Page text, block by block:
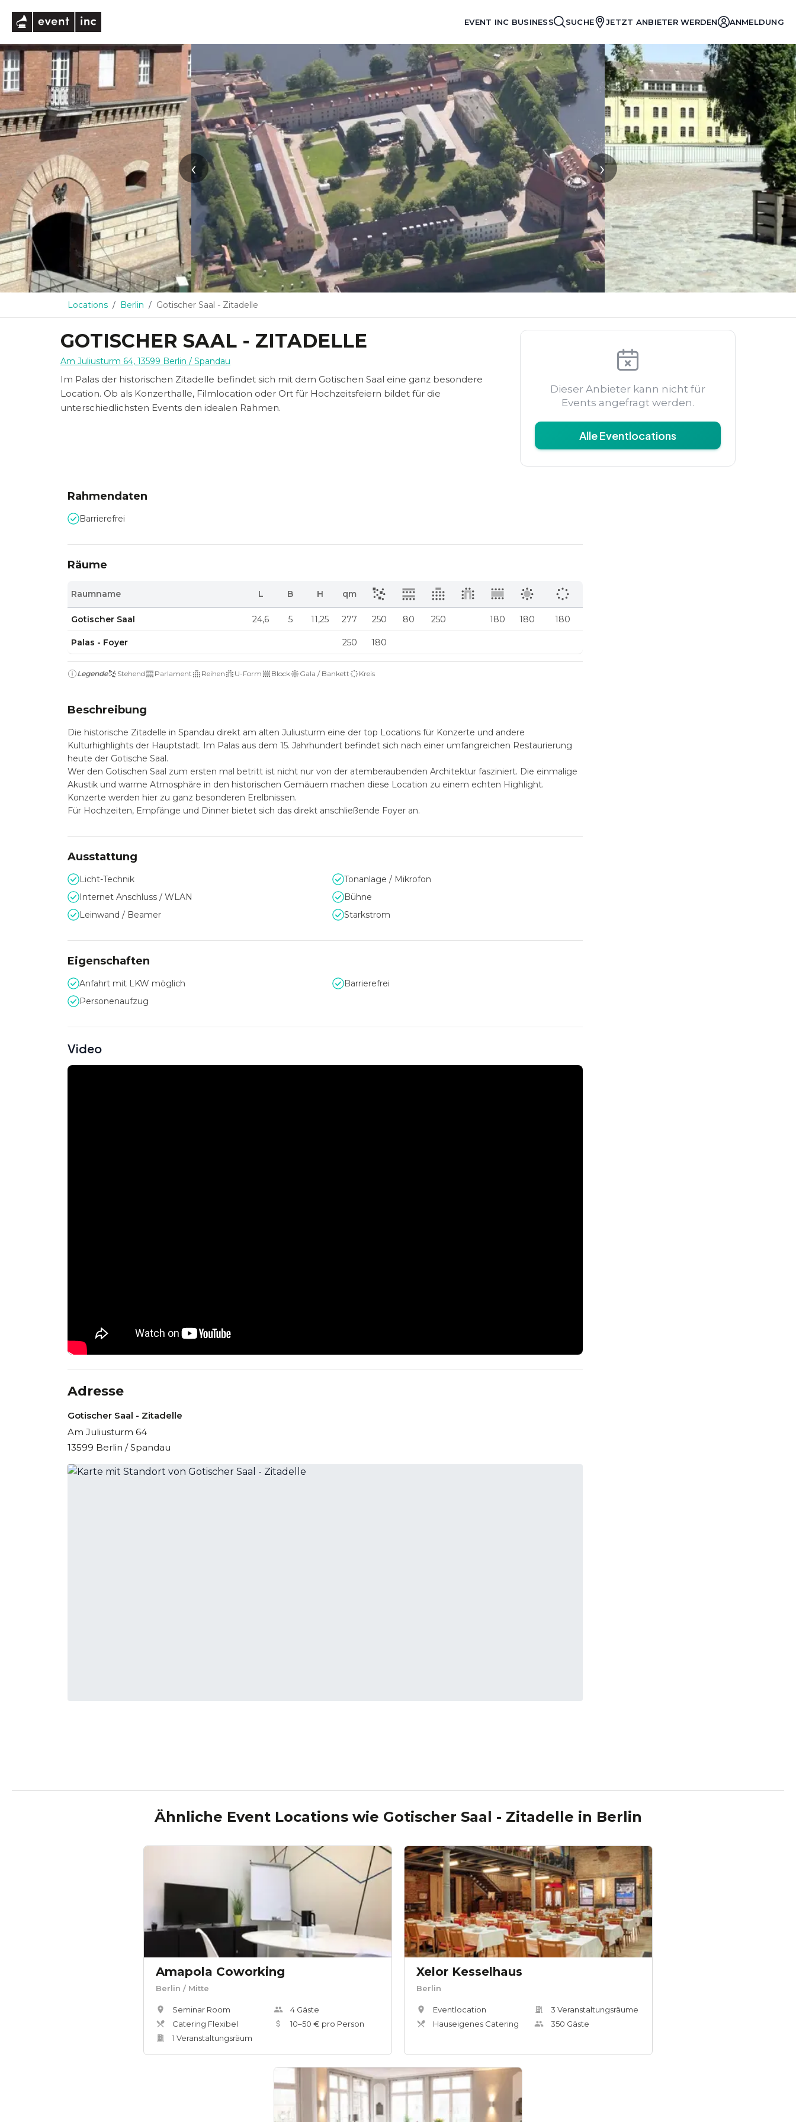
EVENT INC BUSINESS SUCHE JETZT ANBIETER WERDEN ANMELDUNG
‹ ›
Locations Berlin Gotischer Saal - Zitadelle
GOTISCHER SAAL - ZITADELLE
Am Juliusturm 64, 13599 Berlin / Spandau
Im Palas der historischen Zitadelle befindet sich mit dem Gotischen Saal eine ganz besondere
Location. Ob als Konzerthalle, Filmlocation oder Ort für Hochzeitsfeiern bildet für die
unterschiedlichsten Events den idealen Rahmen.
Dieser Anbieter kann nicht für
Events angefragt werden.
Alle Eventlocations
Rahmendaten
Barrierefrei
Räume
Raumname L B H qm
Gotischer Saal 24,6 5 11,25 277 250 80 250 180 180 180
Palas - Foyer 250 180
Legende Stehend Parlament Reihen U-Form Block Gala / Bankett Kreis
Beschreibung
Die historische Zitadelle in Spandau direkt am alten Juliusturm eine der top Locations für Konzerte und andere
Kulturhighlights der Hauptstadt. Im Palas aus dem 15. Jahrhundert befindet sich nach einer umfangreichen Restaurierung
heute der Gotische Saal.
Wer den Gotischen Saal zum ersten mal betritt ist nicht nur von der atemberaubenden Architektur fasziniert. Die einmalige
Akustik und warme Atmosphäre in den historischen Gemäuern machen diese Location zu einem echten Highlight.
Konzerte werden hier zu ganz besonderen Erelbnissen.
Für Hochzeiten, Empfänge und Dinner bietet sich das direkt anschließende Foyer an.
Ausstattung
Licht-Technik
Tonanlage / Mikrofon
Internet Anschluss / WLAN
Bühne
Leinwand / Beamer
Starkstrom
Eigenschaften
Anfahrt mit LKW möglich
Barrierefrei
Personenaufzug
Video
Adresse
Gotischer Saal - Zitadelle
Am Juliusturm 64
13599 Berlin / Spandau
Ähnliche Event Locations wie Gotischer Saal - Zitadelle in Berlin
Amapola Coworking
Berlin / Mitte
Seminar Room
Catering Flexibel
1 Veranstaltungsräum
4 Gäste
10–50 € pro Person
Xelor Kesselhaus
Berlin
Eventlocation
Hauseigenes Catering
3 Veranstaltungsräume
350 Gäste